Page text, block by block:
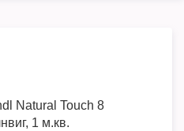
Natural Touch 8
1 м.кв.